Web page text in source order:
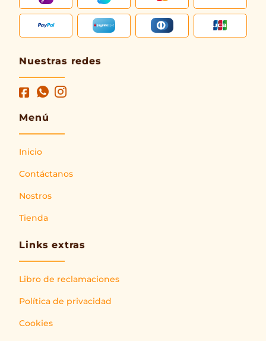
Nuestras redes
Menú
Inicio
Contáctanos
Nostros
Tienda
Links extras
Libro de reclamaciones
Política de privacidad
Cookies